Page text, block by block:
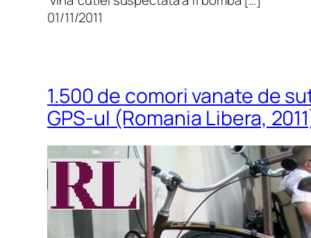
01/11/2011
1.500 de comori vanate de
GPS-ul (Romania Libera,